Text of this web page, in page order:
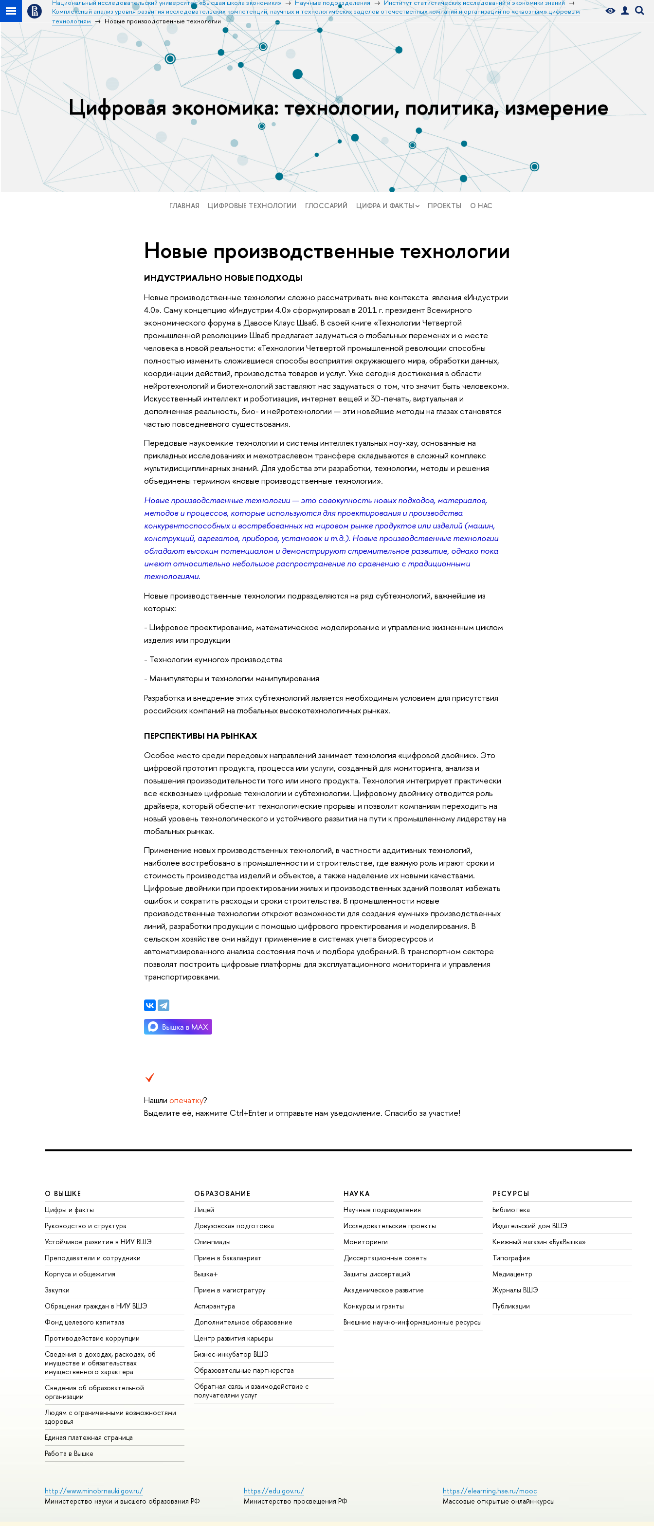
Национальный исследовательский университет «Высшая школа экономики» Научные подразделения
Институт статистических исследований и экономики знаний
Комплексный анализ уровня развития исследовательских компетенций, научных и технологических заделов отечественных компаний и организаций по «сквозным» цифровым
технологиям
Новые производственные технологии
Цифровая экономика: технологии, политика, измерение
ГЛАВНАЯ ЦИФРОВЫЕ ТЕХНОЛОГИИ ГЛОССАРИЙ ЦИФРА И ФАКТЫ ПРОЕКТЫ О НАС
Новые производственные технологии
ИНДУСТРИАЛЬНО НОВЫЕ ПОДХОДЫ
Новые производственные технологии сложно рассматривать вне контекста явления «Индустрии
4.0». Саму концепцию «Индустрии 4.0» сформулировал в 2011 г. президент Всемирного
экономического форума в Давосе Клаус Шваб. В своей книге «Технологии Четвертой
промышленной революции» Шваб предлагает задуматься о глобальных переменах и о месте
человека в новой реальности: «Технологии Четвертой промышленной революции способны
полностью изменить сложившиеся способы восприятия окружающего мира, обработки данных,
координации действий, производства товаров и услуг. Уже сегодня достижения в области
нейротехнологий и биотехнологий заставляют нас задуматься о том, что значит быть человеком».
Искусственный интеллект и роботизация, интернет вещей и 3D-печать, виртуальная и
дополненная реальность, био- и нейротехнологии — эти новейшие методы на глазах становятся
частью повседневного существования.
Передовые наукоемкие технологии и системы интеллектуальных ноу-хау, основанные на
прикладных исследованиях и межотраслевом трансфере складываются в сложный комплекс
мультидисциплинарных знаний. Для удобства эти разработки, технологии, методы и решения
объединены термином «новые производственные технологии».
Новые производственные технологии — это совокупность новых подходов, материалов,
методов и процессов, которые используются для проектирования и производства
конкурентоспособных и востребованных на мировом рынке продуктов или изделий (машин,
конструкций, агрегатов, приборов, установок и т.д.). Новые производственные технологии
обладают высоким потенциалом и демонстрируют стремительное развитие, однако пока
имеют относительно небольшое распространение по сравнению с традиционными
технологиями.
Новые производственные технологии подразделяются на ряд субтехнологий, важнейшие из
которых:
- Цифровое проектирование, математическое моделирование и управление жизненным циклом
изделия или продукции
- Технологии «умного» производства
- Манипуляторы и технологии манипулирования
Разработка и внедрение этих субтехнологий является необходимым условием для присутствия
российских компаний на глобальных высокотехнологичных рынках.
ПЕРСПЕКТИВЫ НА РЫНКАХ
Особое место среди передовых направлений занимает технология «цифровой двойник». Это
цифровой прототип продукта, процесса или услуги, созданный для мониторинга, анализа и
повышения производительности того или иного продукта. Технология интегрирует практически
все «сквозные» цифровые технологии и субтехнологии. Цифровому двойнику отводится роль
драйвера, который обеспечит технологические прорывы и позволит компаниям переходить на
новый уровень технологического и устойчивого развития на пути к промышленному лидерству на
глобальных рынках.
Применение новых производственных технологий, в частности аддитивных технологий,
наиболее востребовано в промышленности и строительстве, где важную роль играют сроки и
стоимость производства изделий и объектов, а также наделение их новыми качествами.
Цифровые двойники при проектировании жилых и производственных зданий позволят избежать
ошибок и сократить расходы и сроки строительства. В промышленности новые
производственные технологии откроют возможности для создания «умных» производственных
линий, разработки продукции с помощью цифрового проектирования и моделирования. В
сельском хозяйстве они найдут применение в системах учета биоресурсов и
автоматизированного анализа состояния почв и подбора удобрений. В транспортном секторе
позволят построить цифровые платформы для эксплуатационного мониторинга и управления
транспортировками.
Нашли опечатку?
Выделите её, нажмите Ctrl+Enter и отправьте нам уведомление. Спасибо за участие!
О ВЫШКЕ
Цифры и факты
Руководство и структура
Устойчивое развитие в НИУ ВШЭ
Преподаватели и сотрудники
Корпуса и общежития
Закупки
Обращения граждан в НИУ ВШЭ
Фонд целевого капитала
Противодействие коррупции
Сведения о доходах, расходах, об
имуществе и обязательствах
имущественного характера
Сведения об образовательной
организации
Людям с ограниченными возможностями
здоровья
Единая платежная страница
Работа в Вышке
ОБРАЗОВАНИЕ
Лицей
Довузовская подготовка
Олимпиады
Прием в бакалавриат
Вышка+
Прием в магистратуру
Аспирантура
Дополнительное образование
Центр развития карьеры
Бизнес-инкубатор ВШЭ
Образовательные партнерства
Обратная связь и взаимодействие с
получателями услуг
НАУКА
Научные подразделения
Исследовательские проекты
Мониторинги
Диссертационные советы
Защиты диссертаций
Академическое развитие
Конкурсы и гранты
Внешние научно-информационные ресурсы
РЕСУРСЫ
Библиотека
Издательский дом ВШЭ
Книжный магазин «БукВышка»
Типография
Медиацентр
Журналы ВШЭ
Публикации
http://www.minobrnauki.gov.ru/
Министерство науки и высшего образования РФ
https://edu.gov.ru/
Министерство просвещения РФ
https://elearning.hse.ru/mooc
Массовые открытые онлайн-курсы